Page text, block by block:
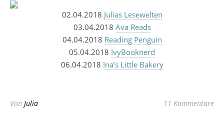
02.04.2018 Julias Lesewelten
03.04.2018 Ava Reads
04.04.2018 Reading Penguin
05.04.2018 IvyBooknerd
06.04.2018 Ina’s Little Bakery
Von Julia 11 Kommentare